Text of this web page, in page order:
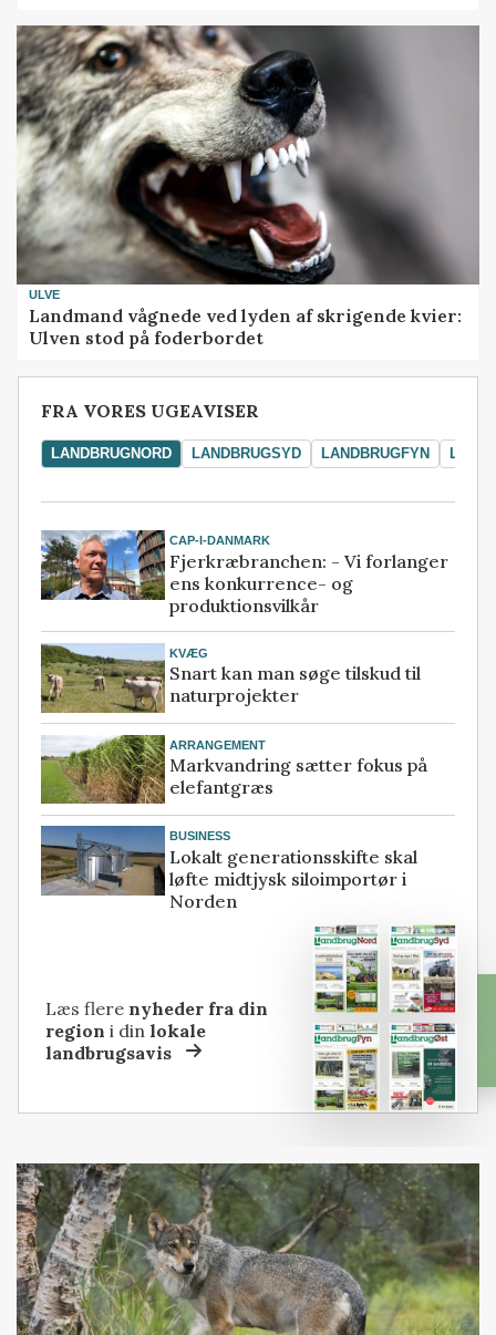
ULVE
Landmand vågnede ved lyden af skrigende kvier:
Ulven stod på foderbordet
FRA VORES UGEAVISER
LANDBRUGNORD LANDBRUGSYD LANDBRUGFYN
CAP-I-DANMARK
Fjerkræbranchen: - Vi forlanger
ens konkurrence- og
produktionsvilkår
KVÆG
Snart kan man søge tilskud til
naturprojekter
ARRANGEMENT
Markvandring sætter fokus på
elefantgræs
BUSINESS
Lokalt generationsskifte skal
løfte midtjysk siloimportør i
Norden
Læs flere nyheder fra din
region i dinlokale
landbrugsavis